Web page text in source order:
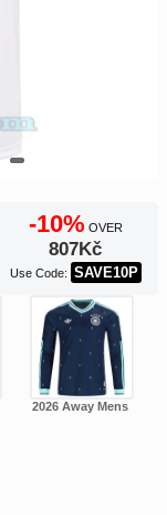
-10% OVER
807Kč
Use Code: SAVE10P
2026 Away Mens